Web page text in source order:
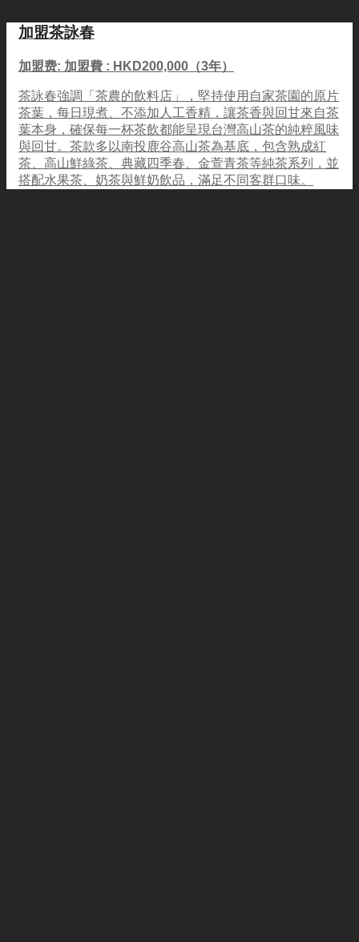
加盟茶詠春
加盟费: 加盟費 : HKD200,000（3年）
茶詠春強調「茶農的飲料店」，堅持使用自家茶園的原片
茶葉，每日現煮、不添加人工香精，讓茶香與回甘來自茶
葉本身，確保每一杯茶飲都能呈現台灣高山茶的純粹風味
與回甘。茶款多以南投鹿谷高山茶為基底，包含熟成紅
茶、高山鮮綠茶、典藏四季春、金萱青茶等純茶系列，並
搭配水果茶、奶茶與鮮奶飲品，滿足不同客群口味。